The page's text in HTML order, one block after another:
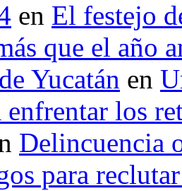
en El festejo
que el año
Yucatán en
enfrentar los
Delincuencia
para